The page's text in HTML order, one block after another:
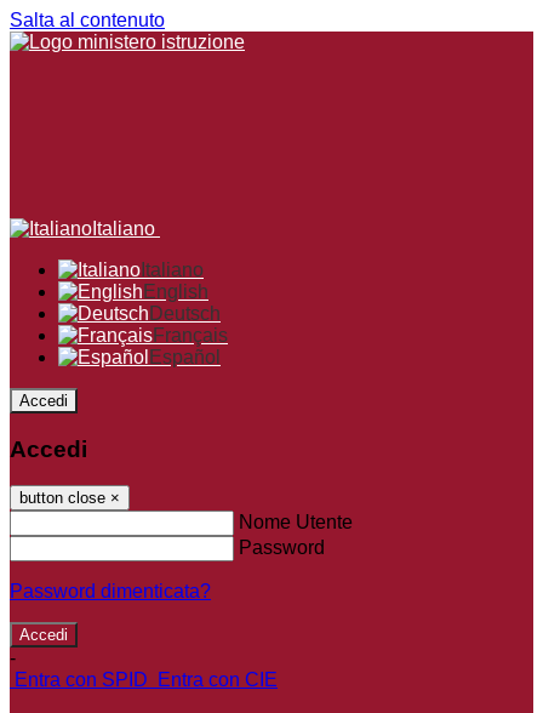
Salta al contenuto
Italiano
Italiano
English
Deutsch
Français
Español
Accedi
Accedi
button close ×
Nome Utente
Password
Password dimenticata?
-
Entra con SPID
Entra con CIE